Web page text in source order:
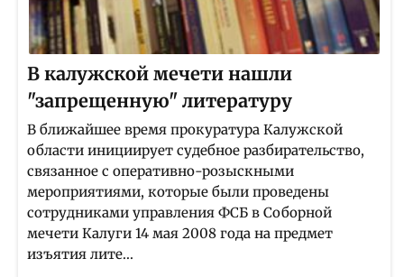
В калужской мечети нашли
"запрещенную" литературу
В ближайшее время прокуратура Калужской
области инициирует судебное разбирательство,
связанное с оперативно-розыскными
мероприятиями, которые были проведены
сотрудниками управления ФСБ в Соборной
мечети Калуги 14 мая 2008 года на предмет
изъятия лите...